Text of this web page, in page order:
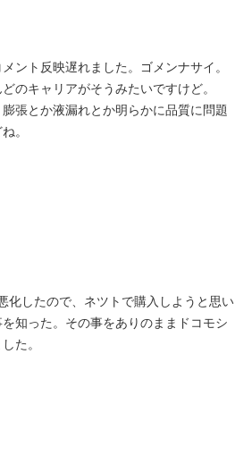
ント反映遅れました。ゴメンナサイ。
のキャリアがそうみたいですけど。
張とか液漏れとか明らかに品質に問題
。
化したので、ネツトで購入しようと思い
知った。その事をありのままドコモシ
た。